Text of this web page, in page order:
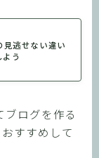
逃せない違い
う
ログを作る
すすめして